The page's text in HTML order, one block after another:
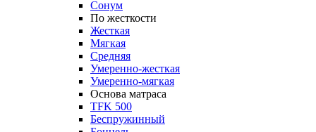
Сонум
По жесткости
Жесткая
Мягкая
Средняя
Умеренно-жесткая
Умеренно-мягкая
Основа матраса
TFK 500
Беспружинный